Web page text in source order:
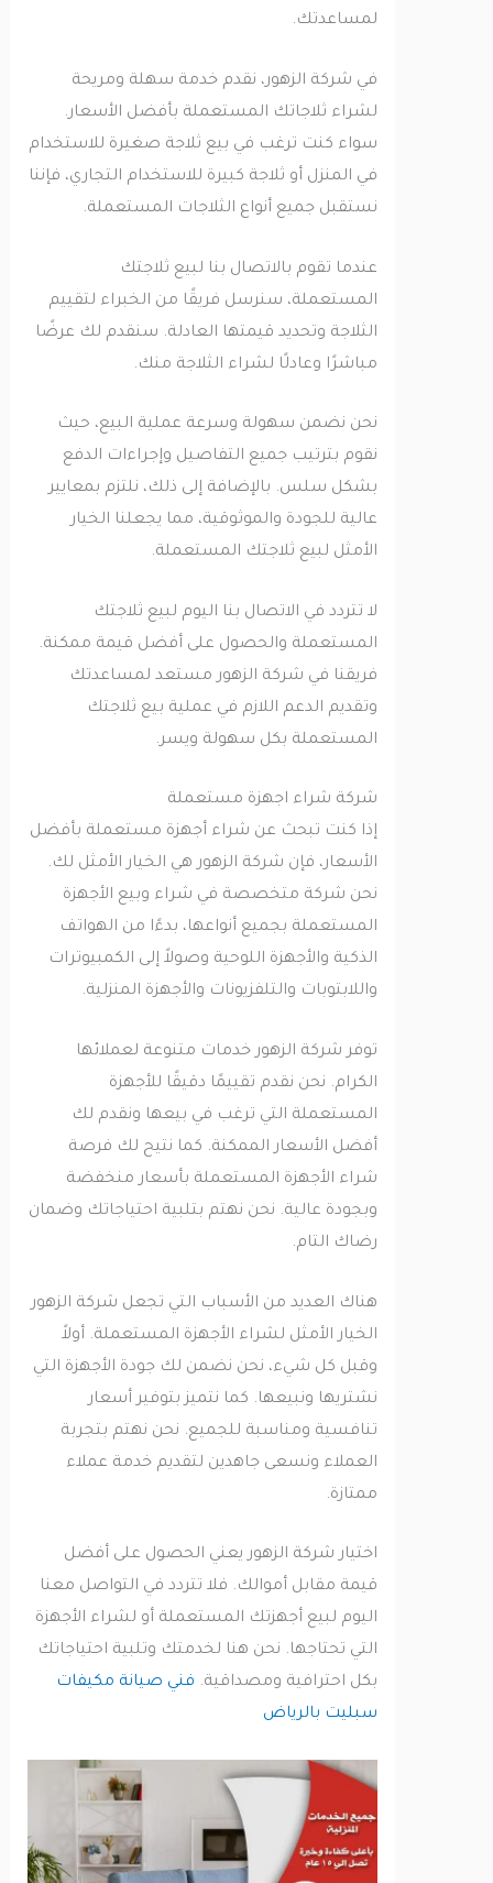
لمساعدتك.
في شركة الزهور، نقدم خدمة سهلة ومريحة
لشراء ثلاجاتك المستعملة بأفضل الأسعار.
سواء كنت ترغب في بيع ثلاجة صغيرة للاستخدام
في المنزل أو ثلاجة كبيرة للاستخدام التجاري، فإننا
نستقبل جميع أنواع الثلاجات المستعملة.
عندما تقوم بالاتصال بنا لبيع ثلاجتك
المستعملة، سنرسل فريقًا من الخبراء لتقييم
الثلاجة وتحديد قيمتها العادلة. سنقدم لك عرضًا
مباشرًا وعادلًا لشراء الثلاجة منك.
نحن نضمن سهولة وسرعة عملية البيع، حيث
نقوم بترتيب جميع التفاصيل وإجراءات الدفع
بشكل سلس. بالإضافة إلى ذلك، نلتزم بمعايير
عالية للجودة والموثوقية، مما يجعلنا الخيار
الأمثل لبيع ثلاجتك المستعملة.
لا تتردد في الاتصال بنا اليوم لبيع ثلاجتك
المستعملة والحصول على أفضل قيمة ممكنة.
فريقنا في شركة الزهور مستعد لمساعدتك
وتقديم الدعم اللازم في عملية بيع ثلاجتك
المستعملة بكل سهولة ويسر.
شركة شراء اجهزة مستعملة
إذا كنت تبحث عن شراء أجهزة مستعملة بأفضل
الأسعار، فإن شركة الزهور هي الخيار الأمثل لك.
نحن شركة متخصصة في شراء وبيع الأجهزة
المستعملة بجميع أنواعها، بدءًا من الهواتف
الذكية والأجهزة اللوحية وصولاً إلى الكمبيوترات
واللابتوبات والتلفزيونات والأجهزة المنزلية.
توفر شركة الزهور خدمات متنوعة لعملائها
الكرام. نحن نقدم تقييمًا دقيقًا للأجهزة
المستعملة التي ترغب في بيعها ونقدم لك
أفضل الأسعار الممكنة. كما نتيح لك فرصة
شراء الأجهزة المستعملة بأسعار منخفضة
وبجودة عالية. نحن نهتم بتلبية احتياجاتك وضمان
رضاك التام.
هناك العديد من الأسباب التي تجعل شركة الزهور
الخيار الأمثل لشراء الأجهزة المستعملة. أولاً
وقبل كل شيء، نحن نضمن لك جودة الأجهزة التي
نشتريها ونبيعها. كما نتميز بتوفير أسعار
تنافسية ومناسبة للجميع. نحن نهتم بتجربة
العملاء ونسعى جاهدين لتقديم خدمة عملاء
ممتازة.
اختيار شركة الزهور يعني الحصول على أفضل
قيمة مقابل أموالك. فلا تتردد في التواصل معنا
اليوم لبيع أجهزتك المستعملة أو لشراء الأجهزة
التي تحتاجها. نحن هنا لخدمتك وتلبية احتياجاتك
بكل احترافية ومصداقية.فني صيانة مكيفات
سبليت بالرياض